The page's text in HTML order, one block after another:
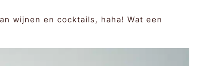
wijnen en cocktails, haha! Wat een